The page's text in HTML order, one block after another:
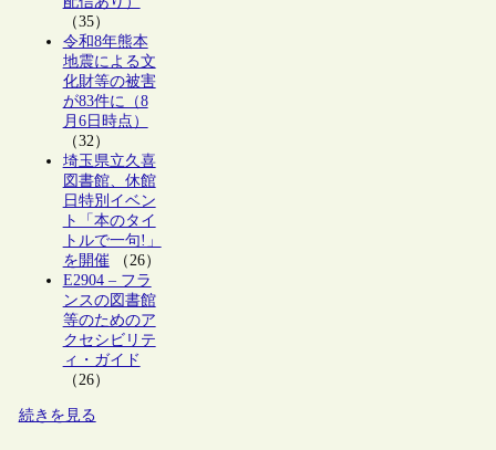
（35）
令和8年熊本
地震による文
化財等の被害
が83件に（8
月6日時点）
（32）
埼玉県立久喜
図書館、休館
日特別イベン
ト「本のタイ
トルで一句!」
を開催（26）
E2904 – フラ
ンスの図書館
等のためのア
クセシビリテ
ィ・ガイド
（26）
続きを見る